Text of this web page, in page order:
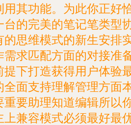
用其功能。为此你正好
台的完美的笔记笔类型
的思维模式的新生安排
需求匹配方面的对接准
提下打造获得用户体验
全面支持理解管理方面
重要助理知道编辑所以
上兼容模式必须最好最